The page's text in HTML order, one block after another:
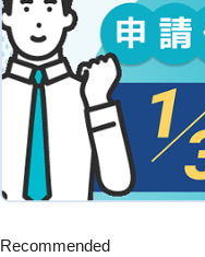
Recommended